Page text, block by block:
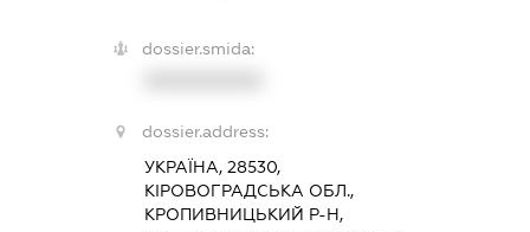
dossier.smida:
dossier.address:
УКРАЇНА, 28530,
КІРОВОГРАДСЬКА ОБЛ.,
КРОПИВНИЦЬКИЙ Р-Н,